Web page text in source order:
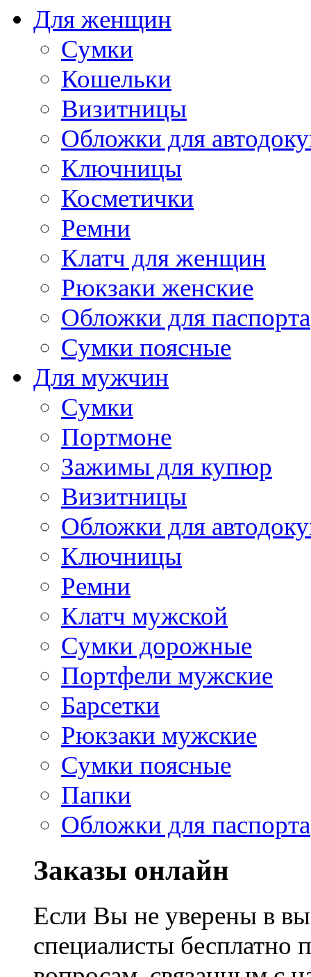
Для женщин
Сумки
Кошельки
Визитницы
Обложки для
Ключницы
Косметички
Ремни
Клатч для женщин
Рюкзаки женские
Обложки для паспорта
Сумки поясные
Для мужчин
Сумки
Портмоне
Зажимы для купюр
Визитницы
Обложки для
Ключницы
Ремни
Клатч мужской
Сумки дорожные
Портфели мужские
Барсетки
Рюкзаки мужские
Сумки поясные
Папки
Обложки для паспорта
Заказы онлайн
Если Вы не уверены в
специалисты